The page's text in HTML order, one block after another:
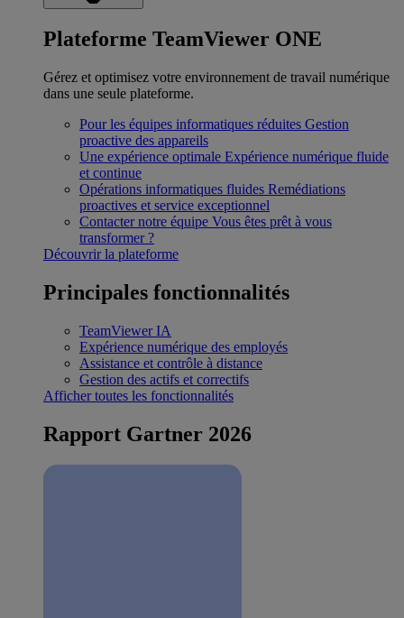
Plateforme TeamViewer ONE
Gérez et optimisez votre environnement de travail numérique
dans une seule plateforme.
Pour les équipes informatiques réduites Gestion
proactive des appareils
Une expérience optimale Expérience numérique fluide
et continue
Opérations informatiques fluides Remédiations
proactives et service exceptionnel
Contacter notre équipe Vous êtes prêt à vous
transformer ?
Découvrir la plateforme
Principales fonctionnalités
TeamViewer IA
Expérience numérique des employés
Assistance et contrôle à distance
Gestion des actifs et correctifs
Afficher toutes les fonctionnalités
Rapport Gartner 2026